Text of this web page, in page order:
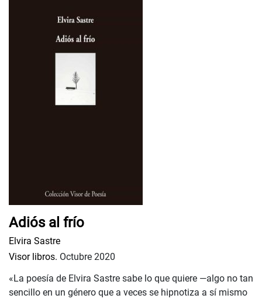
Adiós al frío
Elvira Sastre
Visor libros. Octubre 2020
«La poesía de Elvira Sastre sabe lo que quiere —algo no tan
sencillo en un género que a veces se hipnotiza a sí mismo